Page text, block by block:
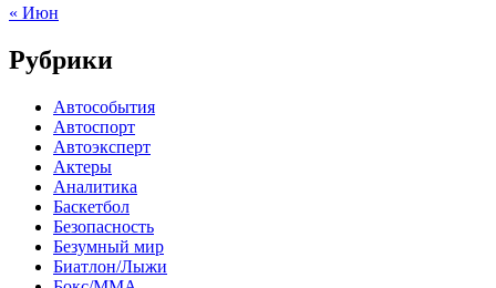
« Июн
Рубрики
Автособытия
Автоспорт
Автоэксперт
Актеры
Аналитика
Баскетбол
Безопасность
Безумный мир
Биатлон/Лыжи